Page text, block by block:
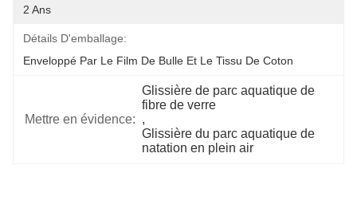
2 Ans
Détails D'emballage:
Enveloppé Par Le Film De Bulle Et Le Tissu De Coton
Mettre en évidence:
Glissière de parc aquatique de
fibre de verre
,
Glissière du parc aquatique de
natation en plein air